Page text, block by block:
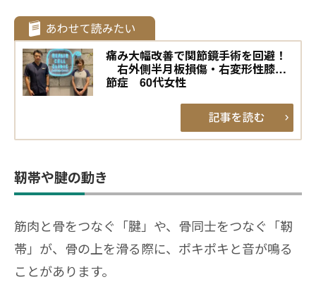
痛み大幅改善で関節鏡手術を回避！
右外側半月板損傷・右変形性膝関
節症 60代女性
靭帯や腱の動き
筋肉と骨をつなぐ「腱」や、骨同士をつなぐ「靭
帯」が、骨の上を滑る際に、ポキポキと音が鳴る
ことがあります。